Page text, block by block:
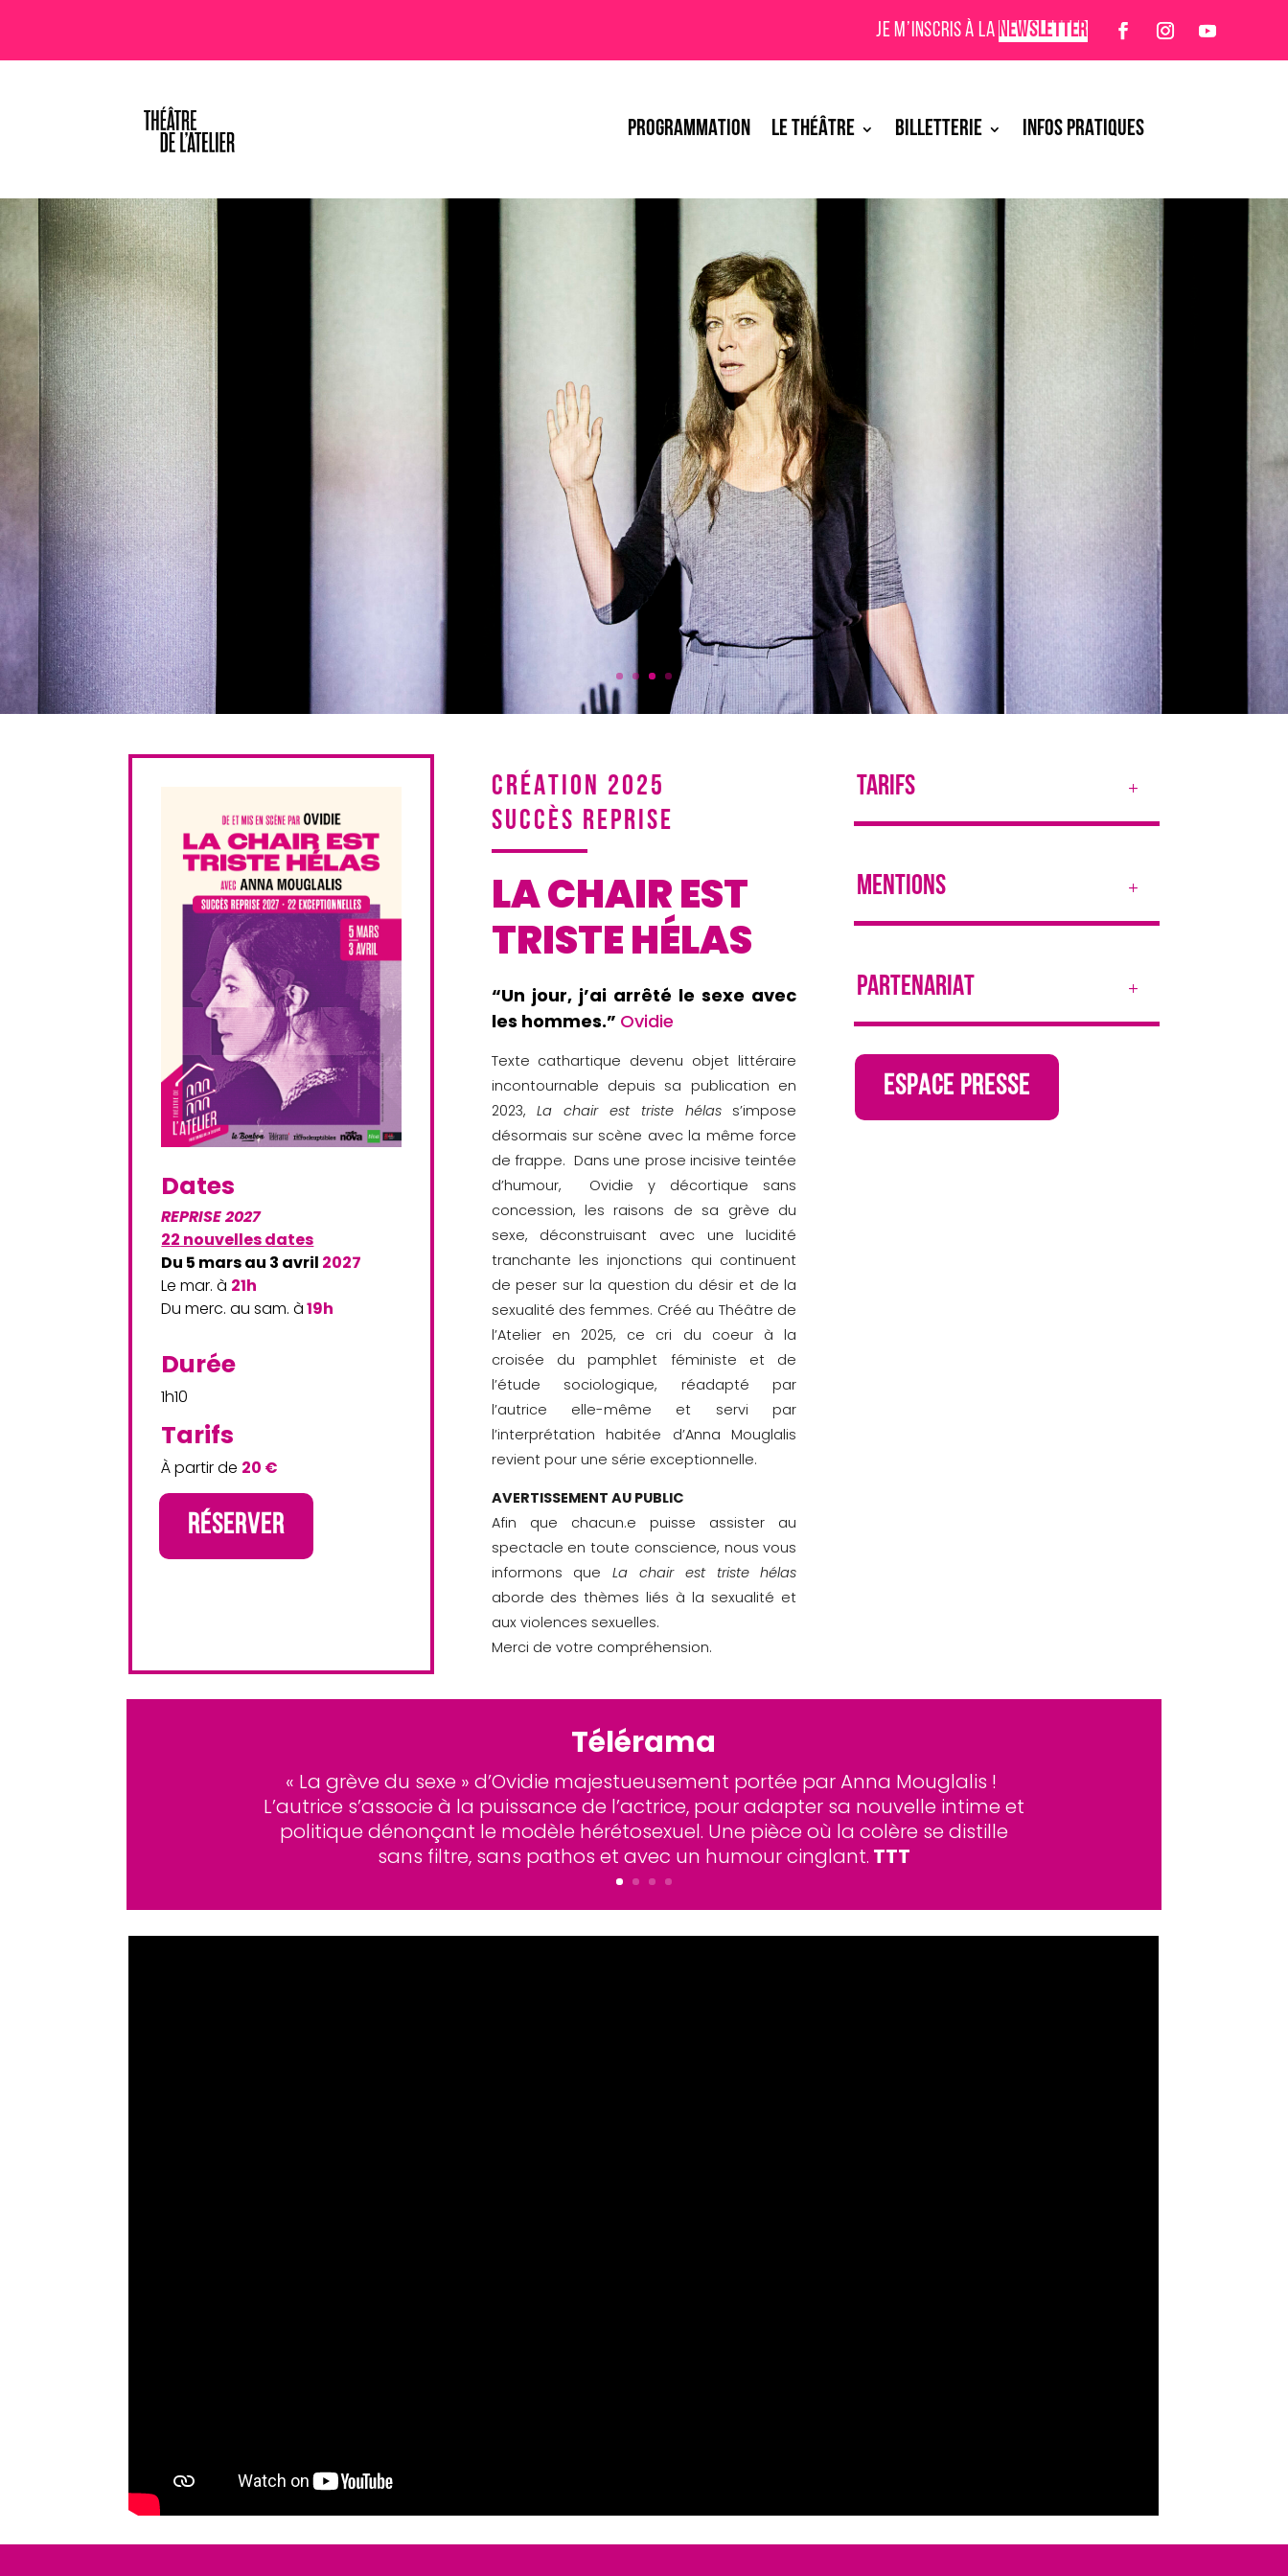
JE M’INSCRIS À LANEWSLETTER
PROGRAMMATION LE THÉÂTRE BILLETTERIE INFOS PRATIQUES
Dates
REPRISE 2027
22 nouvelles dates
Du 5 mars au 3 avril 2027
Le mar. à 21h
Du merc. au sam. à19h
Durée
1h10
Tarifs
À partir de 20 €
RÉSERVER
CRÉATION 2025
SUCCÈS REPRISE
LA CHAIR EST
TRISTE HÉLAS
“Un jour, j’ai arrêté le sexe avec
les hommes.” Ovidie
Texte cathartique devenu objet littéraire
incontournable depuis sa publication en
2023,La chair est triste hélass’impose
désormais sur scène avec la même force
de frappe. Dans une prose incisive teintée
d’humour, Ovidie y décortique sans
concession, les raisons de sa grève du
sexe, déconstruisant avec une lucidité
tranchante les injonctions qui continuent
de peser sur la question du désir et de la
sexualité des femmes. Créé au Théâtre de
l’Atelier en 2025, ce cri du coeur à la
croisée du pamphlet féministe et de
l’étude sociologique, réadapté par
l’autrice elle-même et servi par
l’interprétation habitée d’Anna Mouglalis
revient pour une série exceptionnelle.
AVERTISSEMENT AU PUBLIC
Afin que chacun.e puisse assister au
spectacle en toute conscience, nous vous
informons queLa chair est triste hélas
aborde des thèmes liés à la sexualité et
aux violences sexuelles.
Merci de votre compréhension.
TARIFS
MENTIONS
PARTENARIAT
ESPACE PRESSE
Télérama
« La grève du sexe » d’Ovidie majestueusement portée par Anna Mouglalis !
L’autrice s’associe à la puissance de l’actrice, pour adapter sa nouvelle intime et
politique dénonçant le modèle hérétosexuel. Une pièce où la colère se distille
sans filtre, sans pathos et avec un humour cinglant. TTT